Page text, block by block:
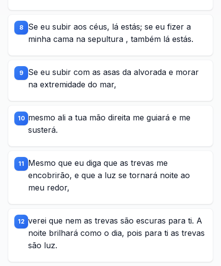
8
Se eu subir aos céus, lá estás; se eu fizer a
minha cama na sepultura , também lá estás.
9
Se eu subir com as asas da alvorada e morar
na extremidade do mar,
10 mesmo ali a tua mão direita me guiará e me
susterá.
11
Mesmo que eu diga que as trevas me
encobrirão, e que a luz se tornará noite ao
meu redor,
12 verei que nem as trevas são escuras para ti. A
noite brilhará como o dia, pois para ti as trevas
são luz.